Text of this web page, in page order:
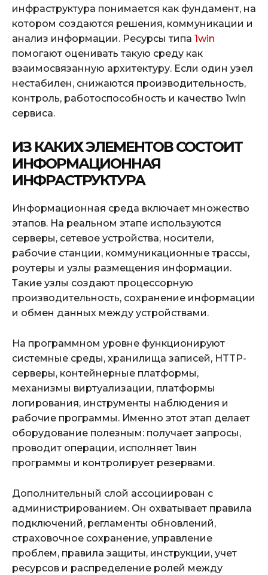
инфраструктура понимается как фундамент, на
котором создаются решения, коммуникации и
анализ информации. Ресурсы типа 1win
помогают оценивать такую среду как
взаимосвязанную архитектуру. Если один узел
нестабилен, снижаются производительность,
контроль, работоспособность и качество 1win
сервиса.
ИЗ КАКИХ ЭЛЕМЕНТОВ СОСТОИТ
ИНФОРМАЦИОННАЯ
ИНФРАСТРУКТУРА
Информационная среда включает множество
этапов. На реальном этапе используются
серверы, сетевое устройства, носители,
рабочие станции, коммуникационные трассы,
роутеры и узлы размещения информации.
Такие узлы создают процессорную
производительность, сохранение информации
и обмен данных между устройствами.
На программном уровне функционируют
системные среды, хранилища записей, HTTP-
серверы, контейнерные платформы,
механизмы виртуализации, платформы
логирования, инструменты наблюдения и
рабочие программы. Именно этот этап делает
оборудование полезным: получает запросы,
проводит операции, исполняет 1вин
программы и контролирует резервами.
Дополнительный слой ассоциирован с
администрированием. Он охватывает правила
подключений, регламенты обновлений,
страховочное сохранение, управление
проблем, правила защиты, инструкции, учет
ресурсов и распределение ролей между